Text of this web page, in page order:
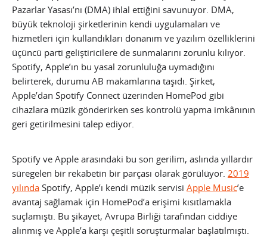
Pazarlar Yasası’nı (DMA) ihlal ettiğini savunuyor. DMA,
büyük teknoloji şirketlerinin kendi uygulamaları ve
hizmetleri için kullandıkları donanım ve yazılım özelliklerini
üçüncü parti geliştiricilere de sunmalarını zorunlu kılıyor.
Spotify, Apple’ın bu yasal zorunluluğa uymadığını
belirterek, durumu AB makamlarına taşıdı. Şirket,
Apple’dan Spotify Connect üzerinden HomePod gibi
cihazlara müzik gönderirken ses kontrolü yapma imkânının
geri getirilmesini talep ediyor.
Spotify ve Apple arasındaki bu son gerilim, aslında yıllardır
süregelen bir rekabetin bir parçası olarak görülüyor. 2019
yılında Spotify, Apple’ı kendi müzik servisi Apple Music’e
avantaj sağlamak için HomePod’a erişimi kısıtlamakla
suçlamıştı. Bu şikayet, Avrupa Birliği tarafından ciddiye
alınmış ve Apple’a karşı çeşitli soruşturmalar başlatılmıştı.